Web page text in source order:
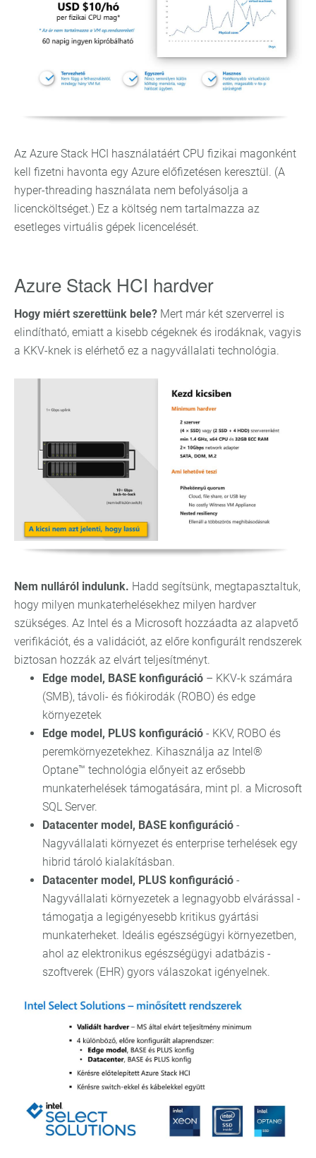
Az Azure Stack HCI használatáért CPU fizikai magonként
kell fizetni havonta egy Azure előfizetésen keresztül. (A
hyper-threading használata nem befolyásolja a
licencköltséget.) Ez a költség nem tartalmazza az
esetleges virtuális gépek licencelését.
Azure Stack HCI hardver
Hogy miért szerettünk bele? Mert már két szerverrel is
elindítható, emiatt a kisebb cégeknek és irodáknak, vagyis
a KKV-knek is elérhető ez a nagyvállalati technológia.
Nem nulláról indulunk. Hadd segítsünk, megtapasztaltuk,
hogy milyen munkaterhelésekhez milyen hardver
szükséges. Az Intel és a Microsoft hozzáadta az alapvető
verifikációt, és a validációt, az előre konfigurált rendszerek
biztosan hozzák az elvárt teljesítményt.
Edge model, BASE konfiguráció – KKV-k számára
(SMB), távoli- és fiókirodák (ROBO) és edge
környezetek
Edge model, PLUS konfiguráció - KKV, ROBO és
peremkörnyezetekhez. Kihasználja az Intel®
Optane™ technológia előnyeit az erősebb
munkaterhelések támogatására, mint pl. a Microsoft
SQL Server.
Datacenter model, BASE konfiguráció -
Nagyvállalati környezet és enterprise terhelések egy
hibrid tároló kialakításban.
Datacenter model, PLUS konfiguráció -
Nagyvállalati környezetek a legnagyobb elvárással -
támogatja a legigényesebb kritikus gyártási
munkaterheket. Ideális egészségügyi környezetben,
ahol az elektronikus egészségügyi adatbázis -
szoftverek (EHR) gyors válaszokat igényelnek.